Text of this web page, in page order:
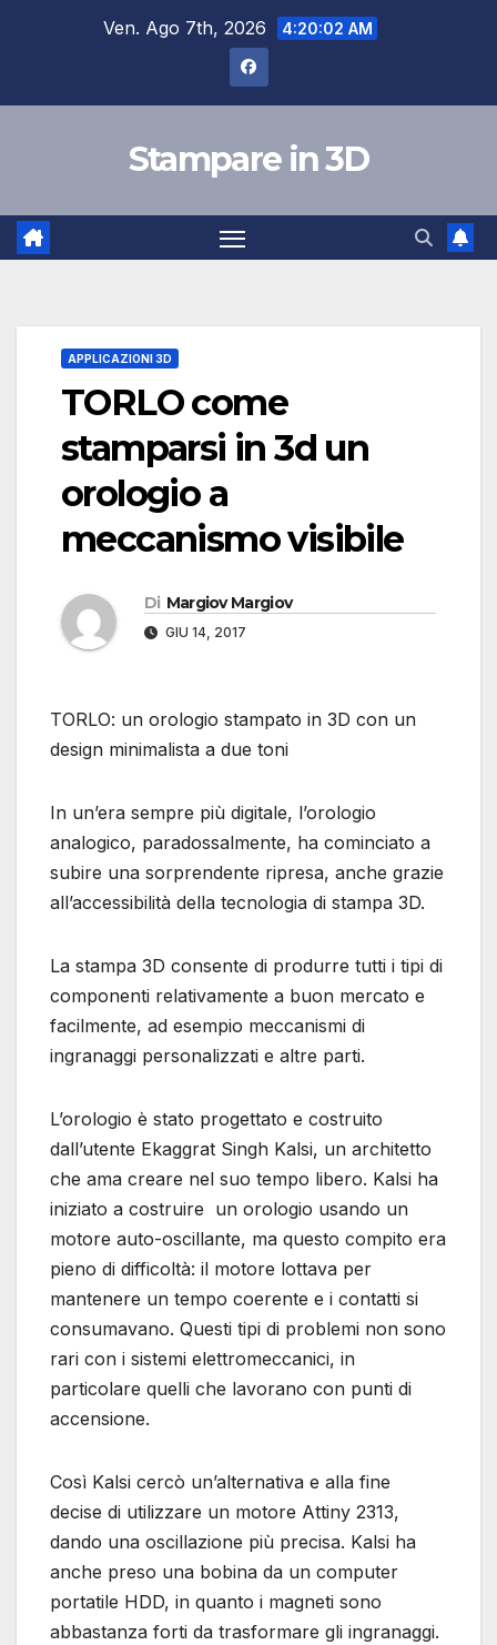
Ven. Ago 7th, 2026 4:20:03 AM
Stampare in 3D
APPLICAZIONI 3D
TORLO come
stamparsi in 3d un
orologio a
meccanismo visibile
Di Margiov Margiov
GIU 14, 2017
TORLO: un orologio stampato in 3D con un
design minimalista a due toni
In un’era sempre più digitale, l’orologio
analogico, paradossalmente, ha cominciato a
subire una sorprendente ripresa, anche grazie
all’accessibilità della tecnologia di stampa 3D.
La stampa 3D consente di produrre tutti i tipi di
componenti relativamente a buon mercato e
facilmente, ad esempio meccanismi di
ingranaggi personalizzati e altre parti.
L’orologio è stato progettato e costruito
dall’utente Ekaggrat Singh Kalsi, un architetto
che ama creare nel suo tempo libero. Kalsi ha
iniziato a costruire un orologio usando un
motore auto-oscillante, ma questo compito era
pieno di difficoltà: il motore lottava per
mantenere un tempo coerente e i contatti si
consumavano. Questi tipi di problemi non sono
rari con i sistemi elettromeccanici, in
particolare quelli che lavorano con punti di
accensione.
Così Kalsi cercò un’alternativa e alla fine
decise di utilizzare un motore Attiny 2313,
dando una oscillazione più precisa. Kalsi ha
anche preso una bobina da un computer
portatile HDD, in quanto i magneti sono
abbastanza forti da trasformare gli ingranaggi.